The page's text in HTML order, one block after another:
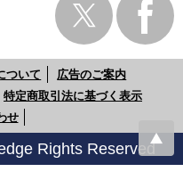
ついて
広告のご案内
特定商取引法に基づく表示
せ
Rights Reserved